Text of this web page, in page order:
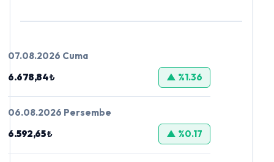
07.08.2026 Cuma
6.678,84 ₺
▲ %1.36
06.08.2026 Persembe
6.592,65 ₺
▲ %0.17